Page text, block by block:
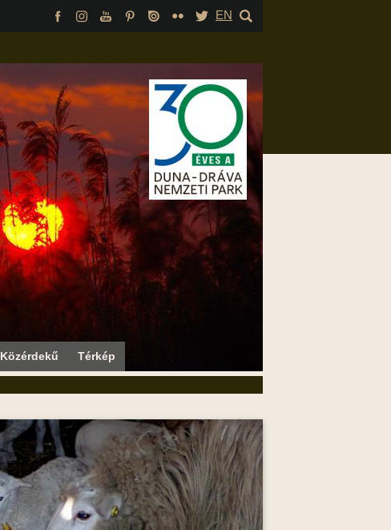
EN
Közérdekű Térkép